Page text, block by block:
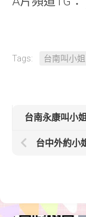
Tags: 台南叫小姐